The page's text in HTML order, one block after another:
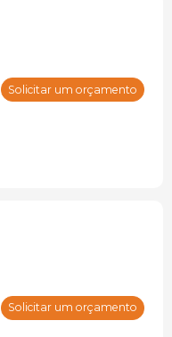
Solicitar um orçamento
Solicitar um orçamento